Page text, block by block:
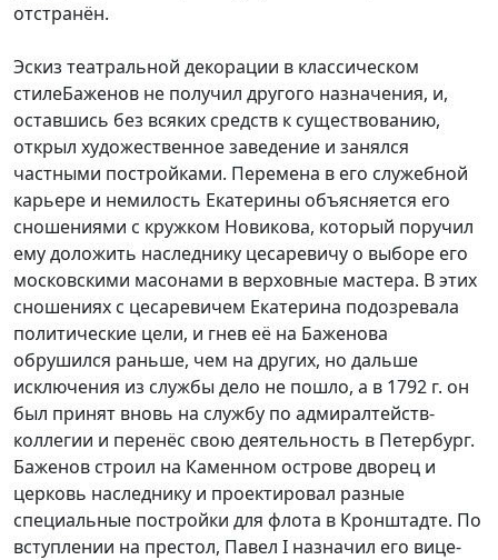
отстранён.
Эскиз театральной декорации в классическом
стилеБаженов не получил другого назначения, и,
оставшись без всяких средств к существованию,
открыл художественное заведение и занялся
частными постройками. Перемена в его служебной
карьере и немилость Екатерины объясняется его
сношениями с кружком Новикова, который поручил
ему доложить наследнику цесаревичу о выборе его
московскими масонами в верховные мастера. В этих
сношениях с цесаревичем Екатерина подозревала
политические цели, и гнев её на Баженова
обрушился раньше, чем на других, но дальше
исключения из службы дело не пошло, а в 1792 г. он
был принят вновь на службу по адмиралтейств-
коллегии и перенёс свою деятельность в Петербург.
Баженов строил на Каменном острове дворец и
церковь наследнику и проектировал разные
специальные постройки для флота в Кронштадте. По
вступлении на престол, Павел I назначил его вице-